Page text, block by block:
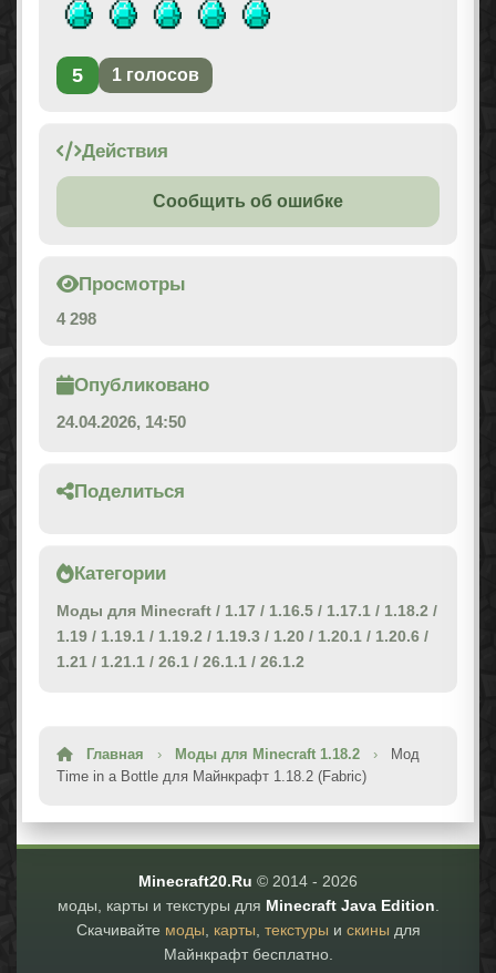
5 1 голосов
Действия
Сообщить об ошибке
Просмотры
4 298
Опубликовано
24.04.2026, 14:50
Поделиться
Категории
Моды для Minecraft / 1.17 / 1.16.5 / 1.17.1 / 1.18.2 /
1.19 / 1.19.1 / 1.19.2 / 1.19.3 / 1.20 / 1.20.1 / 1.20.6 /
1.21 / 1.21.1 / 26.1 / 26.1.1 / 26.1.2
Главная › Моды для Minecraft 1.18.2 ›
Мод
Time in a Bottle для Майнкрафт 1.18.2 (Fabric)
Minecraft20.Ru © 2014 - 2026
моды, карты и текстуры для Minecraft Java Edition
Скачивайте моды карты текстуры и скины для
Майнкрафт бесплатно.